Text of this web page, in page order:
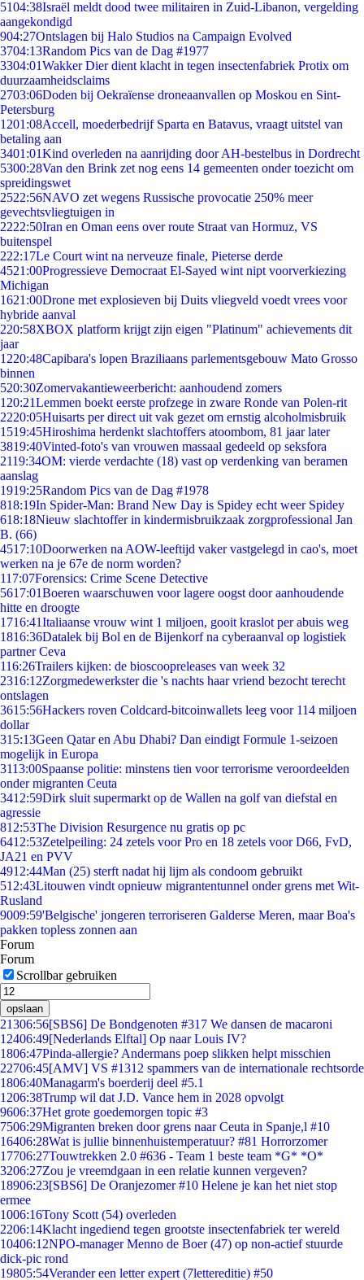
5104:38Israël meldt dood twee militairen in Zuid-Libanon, vergelding
aangekondigd
904:27Ontslagen bij Halo Studios na Campaign Evolved
3704:13Random Pics van de Dag #1977
3304:01Wakker Dier dient klacht in tegen insectenfabriek Protix om
duurzaamheidsclaims
2703:06Doden bij Oekraïense droneaanvallen op Moskou en Sint-
Petersburg
1201:08Accell, moederbedrijf Sparta en Batavus, vraagt uitstel van
betaling aan
3401:01Kind overleden na aanrijding door AH-bestelbus in Dordrecht
5300:28Van den Brink zet nog eens 14 gemeenten onder toezicht om
spreidingswet
2522:56NAVO zet wegens Russische provocatie 250% meer
gevechtsvliegtuigen in
2222:50Iran en Oman eens over route Straat van Hormuz, VS
buitenspel
222:17Le Court wint na nerveuze finale, Pieterse derde
4521:00Progressieve Democraat El-Sayed wint nipt voorverkiezing
Michigan
1621:00Drone met explosieven bij Duits vliegveld voedt vrees voor
hybride aanval
220:58XBOX platform krijgt zijn eigen "Platinum" achievements dit
jaar
1220:48Capibara's lopen Braziliaans parlementsgebouw Mato Grosso
binnen
520:30Zomervakantieweerbericht: aanhoudend zomers
1 20:21Lemmen boekt eerste profzege in zware Ronde van Polen-rit
2220:05Huisarts per direct uit vak gezet om ernstig alcoholmisbruik
1519:45Hiroshima herdenkt slachtoffers atoombom, 81 jaar later
3819:40Vinted-foto's van vrouwen massaal gedeeld op seksfora
2119:34OM: vierde verdachte (18) vast op verdenking van beramen
aanslag
1919:25Random Pics van de Dag #1978
818:19In Spider-Man: Brand New Day is Spidey echt weer Spidey
618:18Nieuw slachtoffer in kindermisbruikzaak zorgprofessional Jan
B. (66)
4517:10Doorwerken na AOW-leeftijd vaker vastgelegd in cao's, moet
werken na je 67e de norm worden?
117:07Forensics: Crime Scene Detective
5617:01Boeren waarschuwen voor lagere oogst door aanhoudende
hitte en droogte
1716:41Italiaanse vrouw wint 1 miljoen, gooit kraslot per abuis weg
1816:36Datalek bij Bol en de Bijenkorf na cyberaanval op logistiek
partner Ceva
116:26Trailers kijken: de bioscoopreleases van week 32
2316:12Zorgmedewerkster die 's nachts haar vriend bezocht terecht
ontslagen
3615:56Hackers roven Coldcard-bitcoinwallets leeg voor 114 miljoen
dollar
315:13Geen Qatar en Abu Dhabi? Dan eindigt Formule 1-seizoen
mogelijk in Europa
3113:00Spaanse politie: minstens tien voor terrorisme veroordeelden
onder migranten Ceuta
3412:59Dirk sluit supermarkt op de Wallen na golf van diefstal en
agressie
812:53The Division Resurgence nu gratis op pc
6412:53Zetelpeiling: 24 zetels voor Pro en 18 zetels voor D66, FvD,
JA21 en PVV
4912:44Man (25) sterft nadat hij lijm als condoom gebruikt
512:43Litouwen vindt opnieuw migrantentunnel onder grens met Wit-
Rusland
9009:59'Belgische' jongeren terroriseren Galderse Meren, maar Boa's
pakken topless zonnen aan
Forum
Forum
Scrollbar gebruiken
opslaan
21306:56[SBS6] De Bondgenoten #317 We dansen de macaroni
12406:49[Nederlands Elftal] Op naar Louis IV?
1806:47Pinda-allergie? Andermans poep slikken helpt misschien
22706:45[AMV] VS #1312 spammers van de internationale rechtsorde
1806:40Managarm's boerderij deel #5.1
1206:38Trump wil dat J.D. Vance hem in 2028 opvolgt
9606:37Het grote goedemorgen topic #3
7506:29Migranten breken door grens naar Ceuta in Spanje,l #10
16406:28Wat is jullie binnenhuistemperatuur? #81 Horrorzomer
17706:27Touwtrekken 2.0 #636 - Team 1 beste team *G* *O*
3206:27Zou je vreemdgaan in een relatie kunnen vergeven?
18906:23[SBS6] De Oranjezomer #10 Helene je kan het niet stop
ermee
1006:16Tony Scott (54) overleden
2206:14Klacht ingediend tegen grootste insectenfabriek ter wereld
10406:12NPO-manager Menno de Boer (47) op non-actief stuurde
dick-pic rond
19805:54Verander een letter expert (7lettereditie) #50